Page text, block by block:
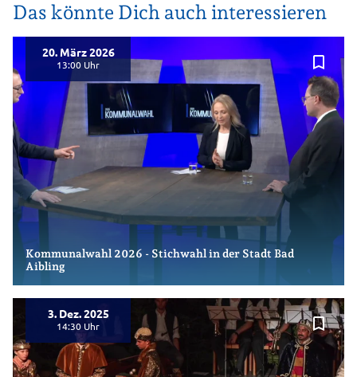
Das könnte Dich auch interessieren
bookmark_border
20. März 2026
13:00
Kommunalwahl 2026 - Stichwahl in der Stadt Bad
Aibling
bookmark_border
3. Dez. 2025
14:30